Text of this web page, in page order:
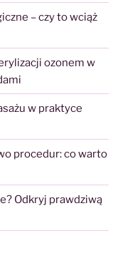
– czy to wciąż
ozonem w
w praktyce
procedur: co warto
Odkryj prawdziwą